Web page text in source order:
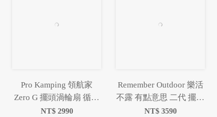
Pro Kamping 領航家
Zero G 擺頭渦輪扇 循環
扇 風扇 露營風扇【贈收
NT$ 2990
Remember Outdoor 樂活
不露 有點意思 二代 擺頭
多功能渦輪扇 渦輪扇 風
NT$ 3590